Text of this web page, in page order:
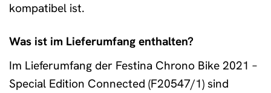
kompatibel ist.
Was ist im Lieferumfang enthalten?
Im Lieferumfang der Festina Chrono Bike 2021 –
Special Edition Connected (F20547/1) sind